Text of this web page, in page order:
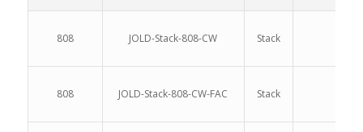
808 JOLD-Stack-808-CW Stack
808 JOLD-Stack-808-CW-FAC Stack